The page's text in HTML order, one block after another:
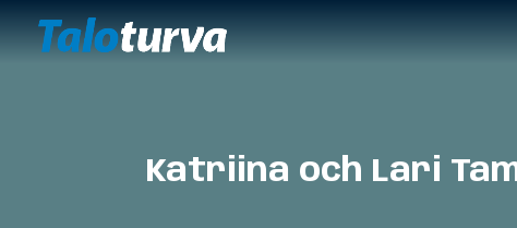
Katriina och Lari